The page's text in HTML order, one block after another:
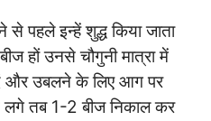
पहले इन्हें शुद्ध किया जाता
हों उनसे चौगुनी मात्रा में
और उबलने के लिए आग पर
तब 1-2 बीज निकाल कर